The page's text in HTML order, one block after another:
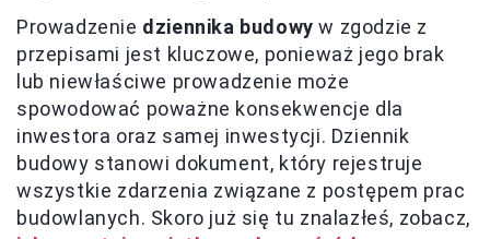
Prowadzenie dziennika budowy w zgodzie z
przepisami jest kluczowe, ponieważ jego brak
lub niewłaściwe prowadzenie może
spowodować poważne konsekwencje dla
inwestora oraz samej inwestycji. Dziennik
budowy stanowi dokument, który rejestruje
wszystkie zdarzenia związane z postępem prac
budowlanych. Skoro już się tu znalazłeś, zobacz,